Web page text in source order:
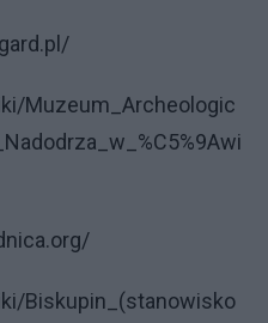
Muzeum_Archeologic
Biskupin_(stanowisko